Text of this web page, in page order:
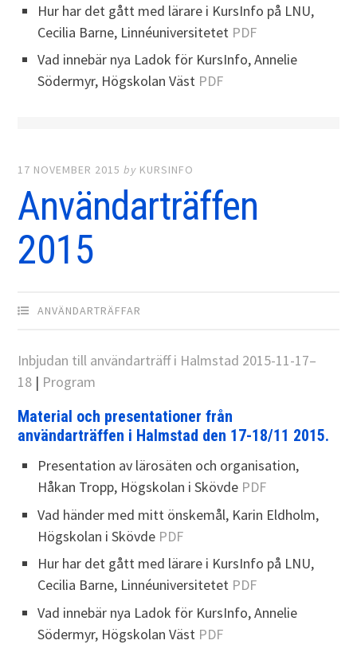
Hur har det gått med lärare i KursInfo på LNU,
Cecilia Barne, Linnéuniversitetet PDF
Vad innebär nya Ladok för KursInfo, Annelie
Södermyr, Högskolan Väst PDF
17 NOVEMBER 2015 by KURSINFO
Användarträffen
2015
ANVÄNDARTRÄFFAR
Inbjudan till användarträff i Halmstad 2015-11-17–
18 | Program
Material och presentationer från
användarträffen i Halmstad den 17-18/11 2015.
Presentation av lärosäten och organisation,
Håkan Tropp, Högskolan i Skövde PDF
Vad händer med mitt önskemål, Karin Eldholm,
Högskolan i Skövde PDF
Hur har det gått med lärare i KursInfo på LNU,
Cecilia Barne, Linnéuniversitetet PDF
Vad innebär nya Ladok för KursInfo, Annelie
Södermyr, Högskolan Väst PDF